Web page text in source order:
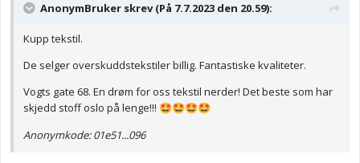
AnonymBruker skrev (På 7.7.2023 den 20.59):
Kupp tekstil.
De selger overskuddstekstiler billig. Fantastiske kvaliteter.
Vogts gate 68. En drøm for oss tekstil nerder! Det beste som har
skjedd stoff oslo på lenge!!! 🤩🤩🤩🤩
Anonymkode: 01e51...096